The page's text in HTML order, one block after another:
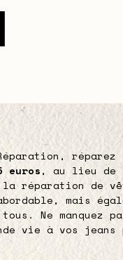
euros, au lieu de
réparation de
mais
Ne manquez
vie à vos